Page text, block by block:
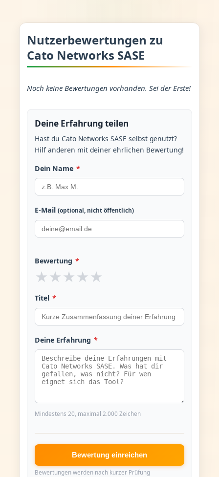
Nutzerbewertungen zu
Cato Networks SASE
Noch keine Bewertungen vorhanden. Sei der Erste!
Deine Erfahrung teilen
Hast du Cato Networks SASE selbst genutzt?
Hilf anderen mit deiner ehrlichen Bewertung!
Dein Name *
E-Mail (optional, nicht öffentlich)
Bewertung *
★ ★ ★ ★ ★
Titel *
Deine Erfahrung *
Mindestens 20, maximal 2.000 Zeichen
Bewertung einreichen
Bewertungen werden nach kurzer Prüfung